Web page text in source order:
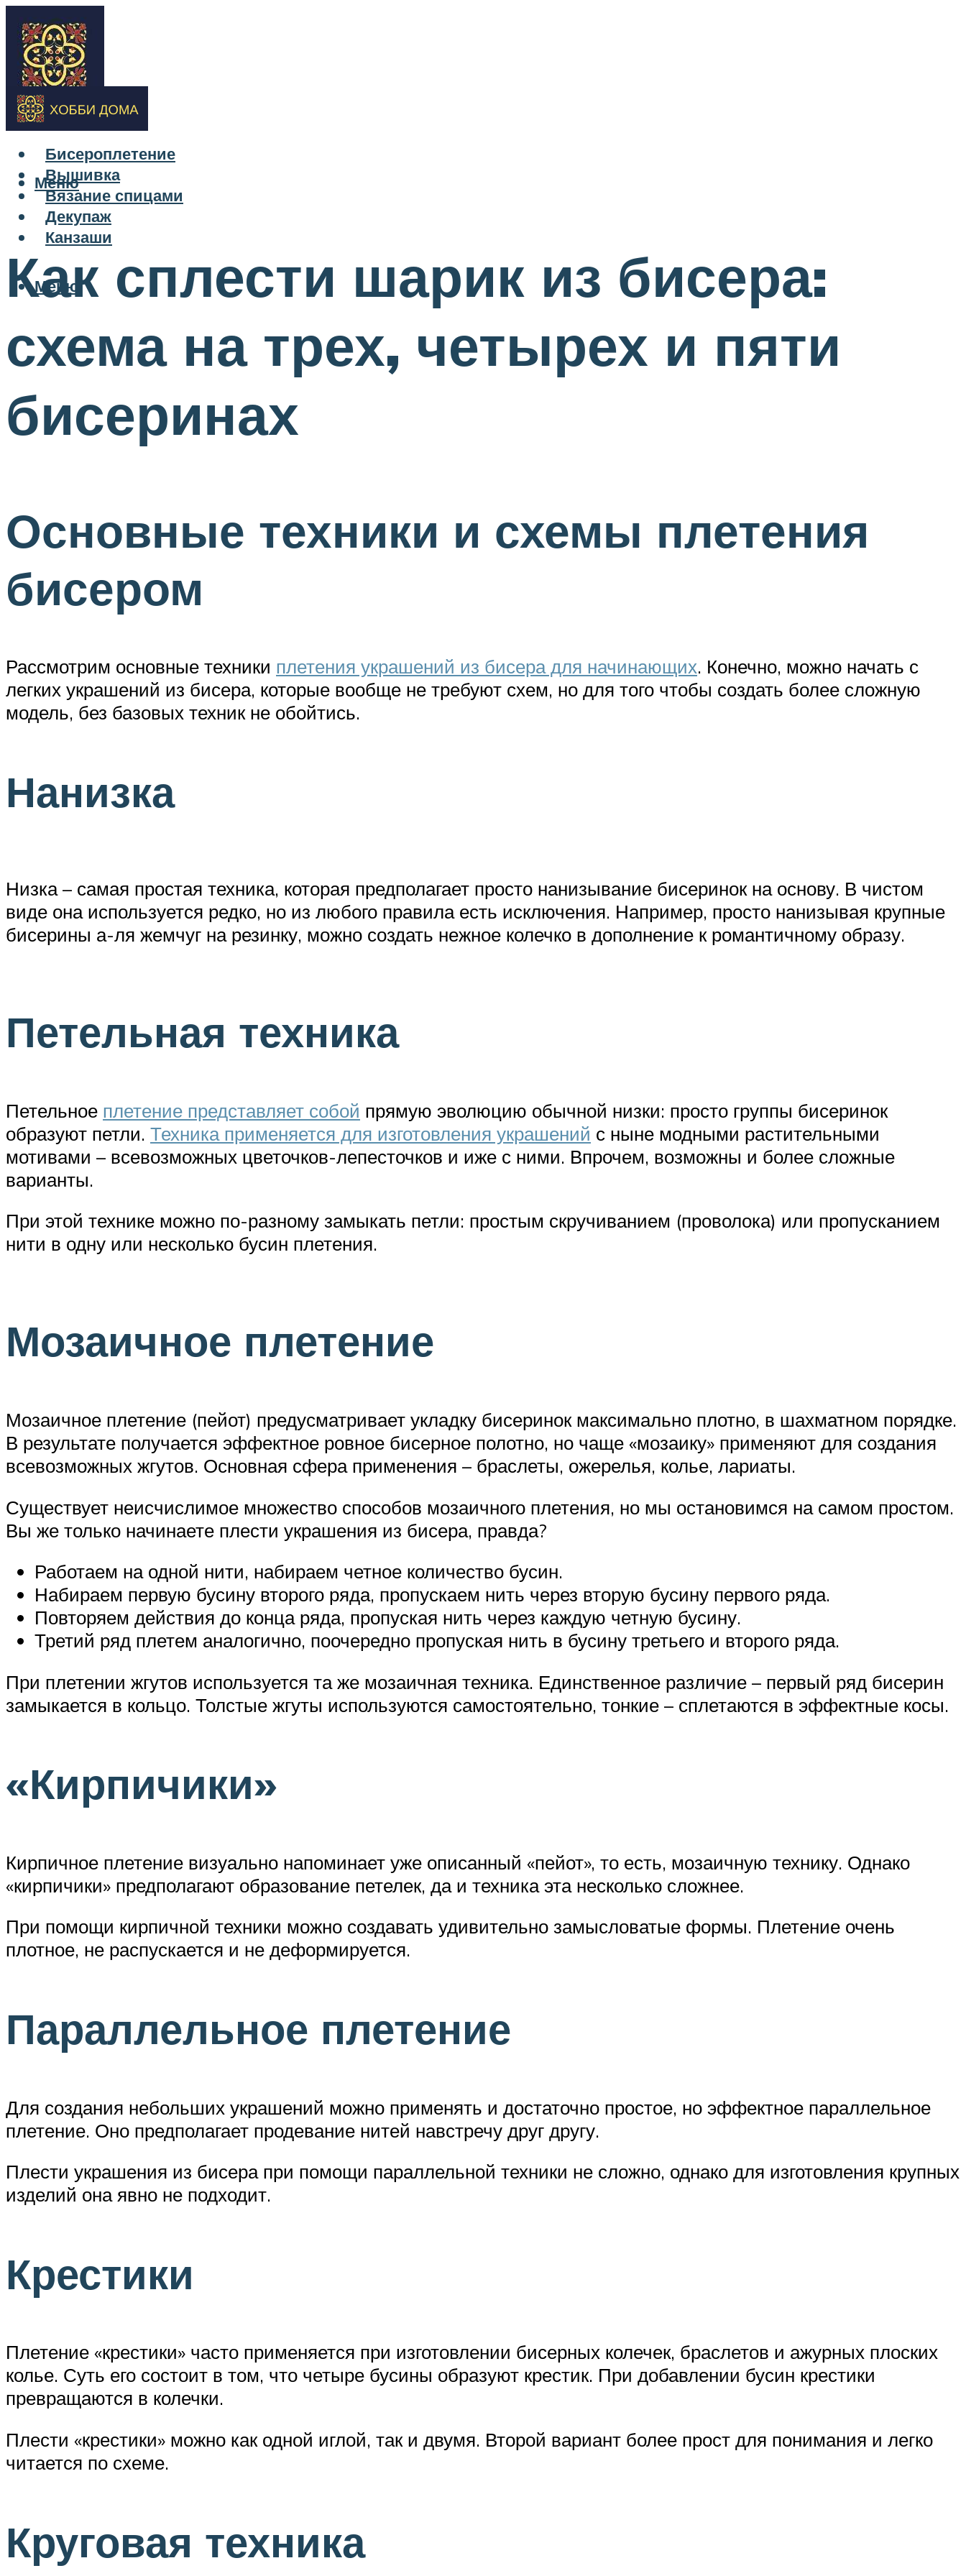
Бисероплетение
Вышивка
Вязание спицами
Декупаж
Канзаши
Меню
Меню
Как сплести шарик из бисера:
схема на трех, четырех и пяти
бисеринах
Основные техники и схемы плетения
бисером
Рассмотрим основные техники плетения украшений из бисера для начинающих. Конечно, можно начать с
легких украшений из бисера, которые вообще не требуют схем, но для того чтобы создать более сложную
модель, без базовых техник не обойтись.
Нанизка
Низка – самая простая техника, которая предполагает просто нанизывание бисеринок на основу. В чистом
виде она используется редко, но из любого правила есть исключения. Например, просто нанизывая крупные
бисерины а-ля жемчуг на резинку, можно создать нежное колечко в дополнение к романтичному образу.
Петельная техника
Петельное плетение представляет собой прямую эволюцию обычной низки: просто группы бисеринок
образуют петли. Техника применяется для изготовления украшений с ныне модными растительными
мотивами – всевозможных цветочков-лепесточков и иже с ними. Впрочем, возможны и более сложные
варианты.
При этой технике можно по-разному замыкать петли: простым скручиванием (проволока) или пропусканием
нити в одну или несколько бусин плетения.
Мозаичное плетение
Мозаичное плетение (пейот) предусматривает укладку бисеринок максимально плотно, в шахматном порядке.
В результате получается эффектное ровное бисерное полотно, но чаще «мозаику» применяют для создания
всевозможных жгутов. Основная сфера применения – браслеты, ожерелья, колье, лариаты.
Существует неисчислимое множество способов мозаичного плетения, но мы остановимся на самом простом.
Вы же только начинаете плести украшения из бисера, правда?
Работаем на одной нити, набираем четное количество бусин.
Набираем первую бусину второго ряда, пропускаем нить через вторую бусину первого ряда.
Повторяем действия до конца ряда, пропуская нить через каждую четную бусину.
Третий ряд плетем аналогично, поочередно пропуская нить в бусину третьего и второго ряда.
При плетении жгутов используется та же мозаичная техника. Единственное различие – первый ряд бисерин
замыкается в кольцо. Толстые жгуты используются самостоятельно, тонкие – сплетаются в эффектные косы.
«Кирпичики»
Кирпичное плетение визуально напоминает уже описанный «пейот», то есть, мозаичную технику. Однако
«кирпичики» предполагают образование петелек, да и техника эта несколько сложнее.
При помощи кирпичной техники можно создавать удивительно замысловатые формы. Плетение очень
плотное, не распускается и не деформируется.
Параллельное плетение
Для создания небольших украшений можно применять и достаточно простое, но эффектное параллельное
плетение. Оно предполагает продевание нитей навстречу друг другу.
Плести украшения из бисера при помощи параллельной техники не сложно, однако для изготовления крупных
изделий она явно не подходит.
Крестики
Плетение «крестики» часто применяется при изготовлении бисерных колечек, браслетов и ажурных плоских
колье. Суть его состоит в том, что четыре бусины образуют крестик. При добавлении бусин крестики
превращаются в колечки.
Плести «крестики» можно как одной иглой, так и двумя. Второй вариант более прост для понимания и легко
читается по схеме.
Круговая техника